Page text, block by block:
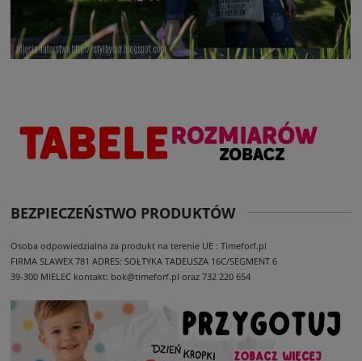
BEZPIECZEŃSTWO PRODUKTÓW
Osoba odpowiedzialna za produkt na terenie UE : Timeforf.pl
FIRMA SLAWEX 781 ADRES: SOŁTYKA TADEUSZA 16C/SEGMENT 6
39-300 MIELEC kontakt: bok@timeforf.pl oraz 732 220 654